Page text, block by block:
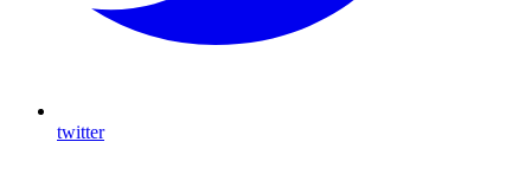
twitter